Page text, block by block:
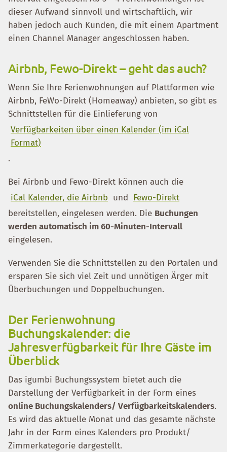
dieser Aufwand sinnvoll und wirtschaftlich, wir
haben jedoch auch Kunden, die mit einem Apartment
einen Channel Manager angeschlossen haben.
Airbnb, Fewo-Direkt – geht das auch?
Wenn Sie Ihre Ferienwohnungen auf Plattformen wie
Airbnb, FeWo-Direkt (Homeaway) anbieten, so gibt es
Schnittstellen für die Einlieferung von
Verfügbarkeiten über einen Kalender (im iCal
Format)
.
Bei Airbnb und Fewo-Direkt können auch die
iCal Kalender, die Airbnb und Fewo-Direkt
bereitstellen, eingelesen werden. Die Buchungen
werden automatisch im 60-Minuten-Intervall
eingelesen.
Verwenden Sie die Schnittstellen zu den Portalen und
ersparen Sie sich viel Zeit und unnötigen Ärger mit
Überbuchungen und Doppelbuchungen.
Der Ferienwohnung
Buchungskalender: die
Jahresverfügbarkeit für Ihre Gäste im
Überblick
Das igumbi Buchungssystem bietet auch die
Darstellung der Verfügbarkeit in der Form eines
online Buchungskalenders/ Verfügbarkeitskalenders.
Es wird das aktuelle Monat und das gesamte nächste
Jahr in der Form eines Kalenders pro Produkt/
Zimmerkategorie dargestellt.